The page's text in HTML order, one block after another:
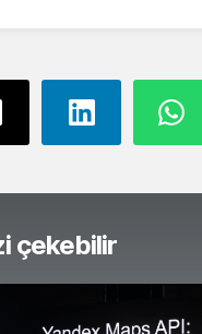
çekebilir